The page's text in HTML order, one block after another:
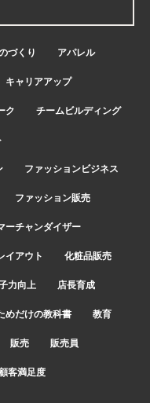
づくり アパレル
キャリアアップ
ク チームビルディング
ファッションビジネス
ファッション販売
ーチャンダイザー
イアウト 化粧品販売
力向上 店長育成
めだけの教科書 教育
販売 販売員
客満足度